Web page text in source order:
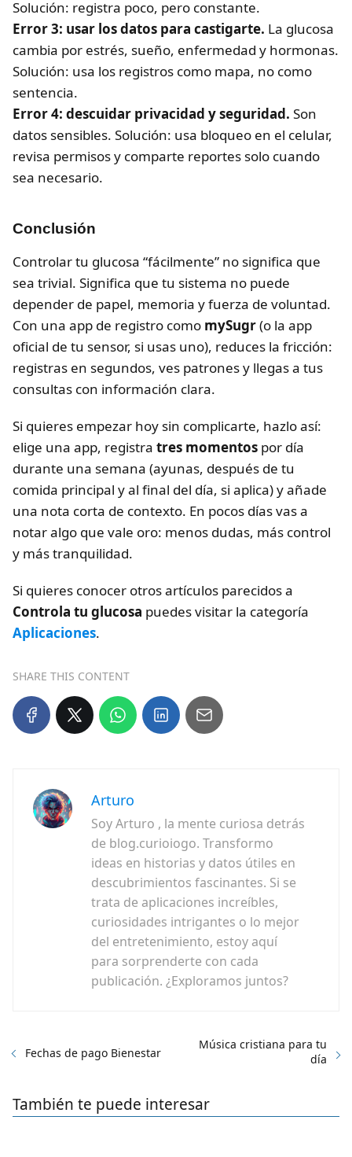
Solución: registra poco, pero constante.
Error 3: usar los datos para castigarte. La glucosa
cambia por estrés, sueño, enfermedad y hormonas.
Solución: usa los registros como mapa, no como
sentencia.
Error 4: descuidar privacidad y seguridad. Son
datos sensibles. Solución: usa bloqueo en el celular,
revisa permisos y comparte reportes solo cuando
sea necesario.
Conclusión
Controlar tu glucosa “fácilmente” no significa que
sea trivial. Significa que tu sistema no puede
depender de papel, memoria y fuerza de voluntad.
Con una app de registro como mySugr(o la app
oficial de tu sensor, si usas uno), reduces la fricción:
registras en segundos, ves patrones y llegas a tus
consultas con información clara.
Si quieres empezar hoy sin complicarte, hazlo así:
elige una app, registra tres momentos por día
durante una semana (ayunas, después de tu
comida principal y al final del día, si aplica) y añade
una nota corta de contexto. En pocos días vas a
notar algo que vale oro: menos dudas, más control
y más tranquilidad.
Si quieres conocer otros artículos parecidos a
Controla tu glucosa puedes visitar la categoría
Aplicaciones.
SHARE THIS CONTENT
Arturo
Soy Arturo , la mente curiosa detrás
de blog.curioiogo. Transformo
ideas en historias y datos útiles en
descubrimientos fascinantes. Si se
trata de aplicaciones increíbles,
curiosidades intrigantes o lo mejor
del entretenimiento, estoy aquí
para sorprenderte con cada
publicación. ¿Exploramos juntos?
Fechas de pago Bienestar
Música cristiana para tu
día
También te puede interesar